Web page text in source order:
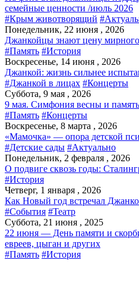
семейные ценности /июль 2026
#Крым животворящий
Понедельник, 22 июня , 2026
Джанкойцы знают цену
#Память #История
Воскресенье, 14 июня , 2026
Джанкой: жизнь сильнее
#Джанкой в лицах #Концерты
Суббота, 9 мая , 2026
9 мая. Симфония весны и память
#Память #Концерты
Воскресенье, 8 марта , 2026
«Мамочка» — опора детской
#Детские сады #Актуально
Понедельник, 2 февраля , 2026
О подвиге сквозь годы:
#История
Четверг, 1 января , 2026
Как Новый год встречал
#События #Театр
Суббота, 21 июня , 2025
22 июня — День памяти и
евреев, цыган и других
#Память #История